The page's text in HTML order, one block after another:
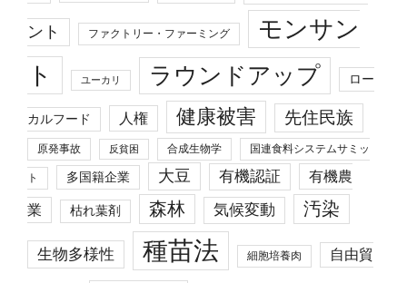
ント ファクトリー・ファーミング
モンサン
ト
ユーカリ ラウンドアップ ロー
カルフード 人権 健康被害 先住民族
原発事故 反貧困 合成生物学 国連食料システムサミッ
ト 多国籍企業 大豆 有機認証 有機農
業 枯れ葉剤 森林 気候変動 汚染
生物多様性 種苗法 細胞培養肉 自由貿